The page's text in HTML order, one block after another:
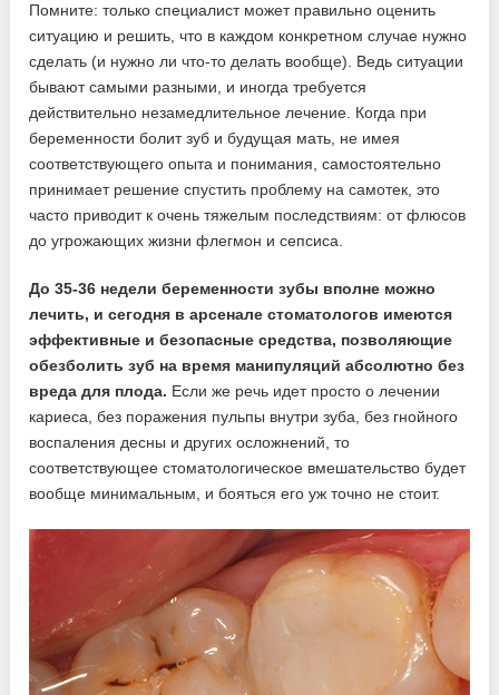
Помните: только специалист может правильно оценить
ситуацию и решить, что в каждом конкретном случае нужно
сделать (и нужно ли что-то делать вообще). Ведь ситуации
бывают самыми разными, и иногда требуется
действительно незамедлительное лечение. Когда при
беременности болит зуб и будущая мать, не имея
соответствующего опыта и понимания, самостоятельно
принимает решение спустить проблему на самотек, это
часто приводит к очень тяжелым последствиям: от флюсов
до угрожающих жизни флегмон и сепсиса.
До 35-36 недели беременности зубы вполне можно
лечить, и сегодня в арсенале стоматологов имеются
эффективные и безопасные средства, позволяющие
обезболить зуб на время манипуляций абсолютно без
вреда для плода. Если же речь идет просто о лечении
кариеса, без поражения пульпы внутри зуба, без гнойного
воспаления десны и других осложнений, то
соответствующее стоматологическое вмешательство будет
вообще минимальным, и бояться его уж точно не стоит.